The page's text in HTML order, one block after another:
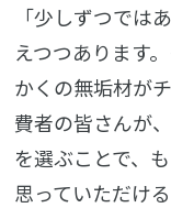
「少しずつでは
えつつあります
かくの無垢材が
費者の皆さんが
を選ぶことで、
思っていただけ